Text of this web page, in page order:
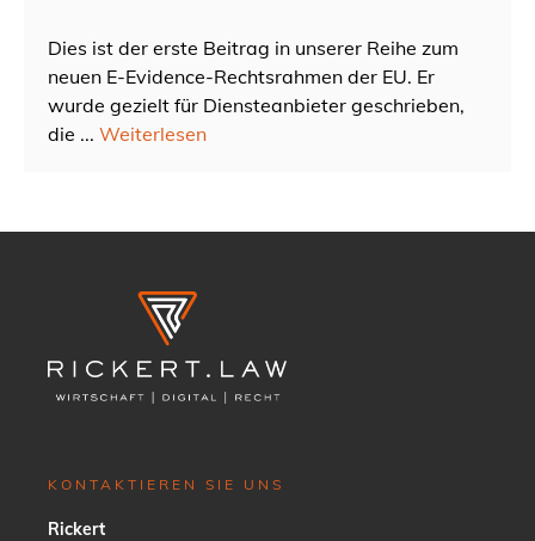
Dies ist der erste Beitrag in unserer Reihe zum
neuen E-Evidence-Rechtsrahmen der EU. Er
wurde gezielt für Diensteanbieter geschrieben,
die ... Weiterlesen
KONTAKTIEREN SIE UNS
Rickert